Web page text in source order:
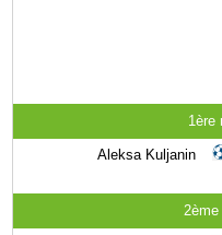
1ère
Aleksa Kuljanin